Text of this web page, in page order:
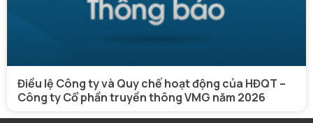
Điều lệ Công ty và Quy chế hoạt động của HĐQT –
Công ty Cổ phần truyền thông VMG năm 2026